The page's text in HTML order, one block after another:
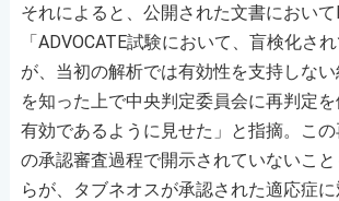
それによると、公開された文書において
「ADVOCATE試験において、盲検化さ
が、当初の解析では有効性を支持しな
を知った上で中央判定委員会に再判定
有効であるように見せた」と指摘。こ
の承認審査過程で開示されていないこ
らが、タブネオスが承認された適応症